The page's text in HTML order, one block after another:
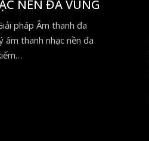
NỀN ĐA VÙNG
pháp Âm thanh đa
âm thanh nhạc nền đa